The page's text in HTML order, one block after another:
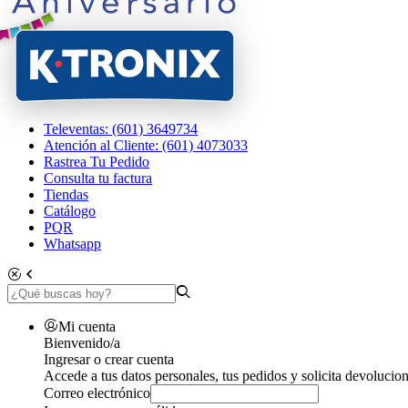
Televentas: (601) 3649734
Atención al Cliente: (601) 4073033
Rastrea Tu Pedido
Consulta tu factura
Tiendas
Catálogo
PQR
Whatsapp
Mi cuenta
Bienvenido/a
Ingresar o crear cuenta
Accede a tus datos personales, tus pedidos y solicita
Correo electrónico